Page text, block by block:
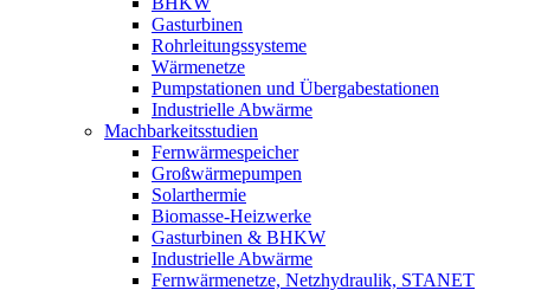
Gasturbinen
Rohrleitungssysteme
Wärmenetze
Pumpstationen und Übergabestationen
Industrielle Abwärme
Machbarkeitsstudien
Fernwärmespeicher
Großwärmepumpen
Solarthermie
Biomasse-Heizwerke
Gasturbinen & BHKW
Industrielle Abwärme
Fernwärmenetze, Netzhydraulik, STANET